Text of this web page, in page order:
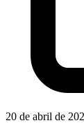
20 de abril de